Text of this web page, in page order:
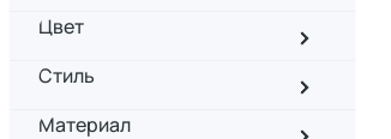
Цвет
Стиль
Материал